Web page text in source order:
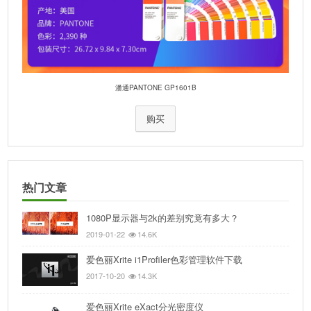
潘通PANTONE GP1601B
购买
热门文章
1080P显示器与2k的差别究竟有多大？
2019-01-22 14.6K
爱色丽Xrite i1Profiler色彩管理软件下载
2017-10-20 14.3K
爱色丽Xrite eXact分光密度仪